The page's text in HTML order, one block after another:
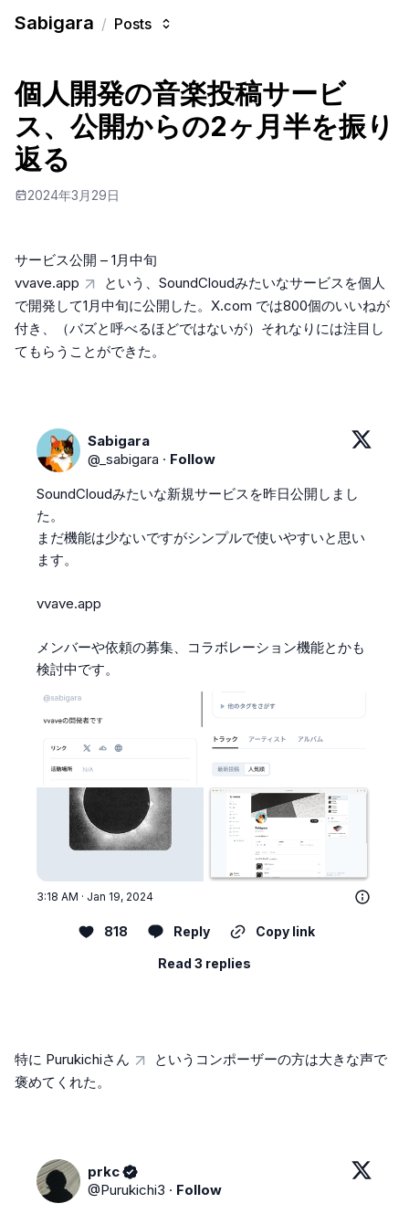
Sabigara / Posts
個人開発の音楽投稿サービ
ス、公開からの2ヶ月半を振り
返る
2024年3月29日
サービス公開 – 1月中旬
vvave.app
という、SoundCloudみたいなサービスを個人
で開発して1月中旬に公開した。X.com では800個のいいねが
付き、（バズと呼べるほどではないが）それなりには注目し
てもらうことができた。
Sabigara
@ _sabigara · Follow
SoundCloudみたいな新規サービスを昨日公開しまし
た。
まだ機能は少ないですがシンプルで使いやすいと思い
ます。
vvave.app
メンバーや依頼の募集、コラボレーション機能とかも
検討中です。
3:18 AM · Jan 19, 2024
818 Reply Copy link
Read 3 replies
特に Purukichiさん
というコンポーザーの方は大きな声で
褒めてくれた。
prkc
@Purukichi3 · Follow